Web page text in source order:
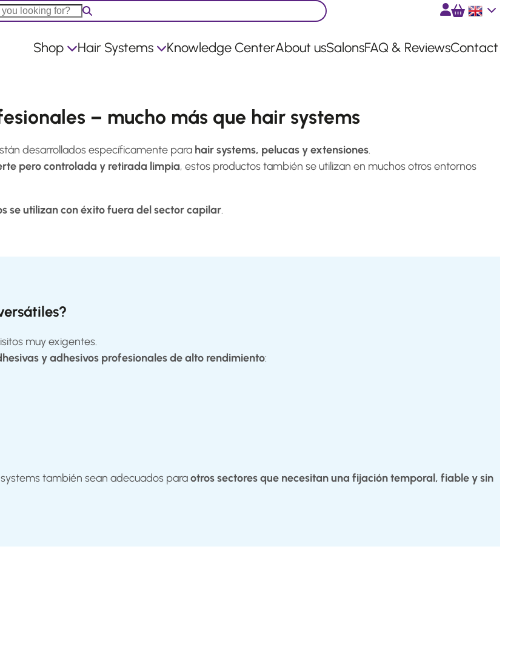
English
Shop Hair Systems Knowledge CenterAbout usSalonsFAQ & ReviewsContact
– mucho más que hair systems
desarrollados específicamente para hair systems, pelucas y extensiones.
pero controlada y retirada limpia, estos productos también se utilizan en muchos otros entornos
se utilizan con éxito fuera del sector capilar.
muy exigentes.
y adhesivos profesionales de alto rendimiento:
también sean adecuados paraotros sectores que necesitan una fijación temporal, fiable y sin